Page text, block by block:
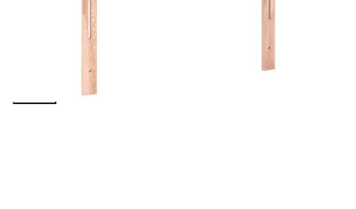
Предоставената таблица е с информационна цел.
Добавете продукта в количката си с бутона "Добави в
количката" и при поръчка ще можете да изберете броя
вноски на кредита.